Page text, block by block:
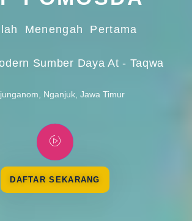
Menengah Pertama
Sumber Daya At - Taqwa
Nganjuk, Jawa Timur
DAFTAR SEKARANG